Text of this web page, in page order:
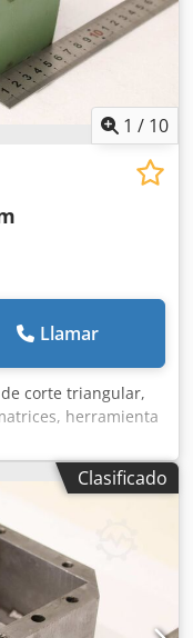
1 / 10
Llamar
corte triangular,
herramienta
troquel,
angular, punzón
punzón de
de estampación:
acero plano, 2
x Ø17 mm -
completo
unidad:
Clasificado